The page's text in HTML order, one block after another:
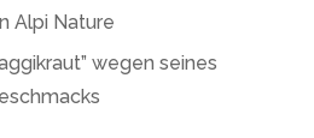
Alpi Nature
wegen seines